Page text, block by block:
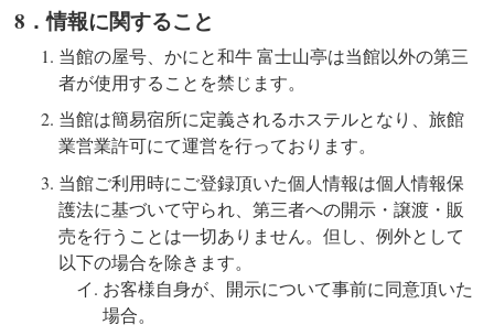
8．情報に関すること
当館の屋号、かにと和牛 富士山亭は当館以外の第三
者が使用することを禁じます。
当館は簡易宿所に定義されるホステルとなり、旅館
業営業許可にて運営を行っております。
当館ご利用時にご登録頂いた個人情報は個人情報保
護法に基づいて守られ、第三者への開示・譲渡・販
売を行うことは一切ありません。但し、例外として
以下の場合を除きます。
お客様自身が、開示について事前に同意頂いた
場合。